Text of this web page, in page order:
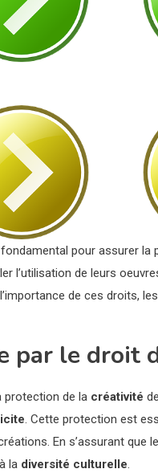
pour assurer
l’utilisation de leurs
de ces droits,
par le droit
protection de la créativité
. Cette protection est
En s’assurant
la diversité culturelle.